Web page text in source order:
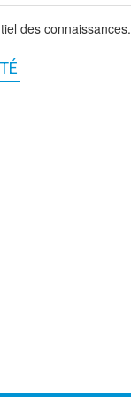
des connaissances.